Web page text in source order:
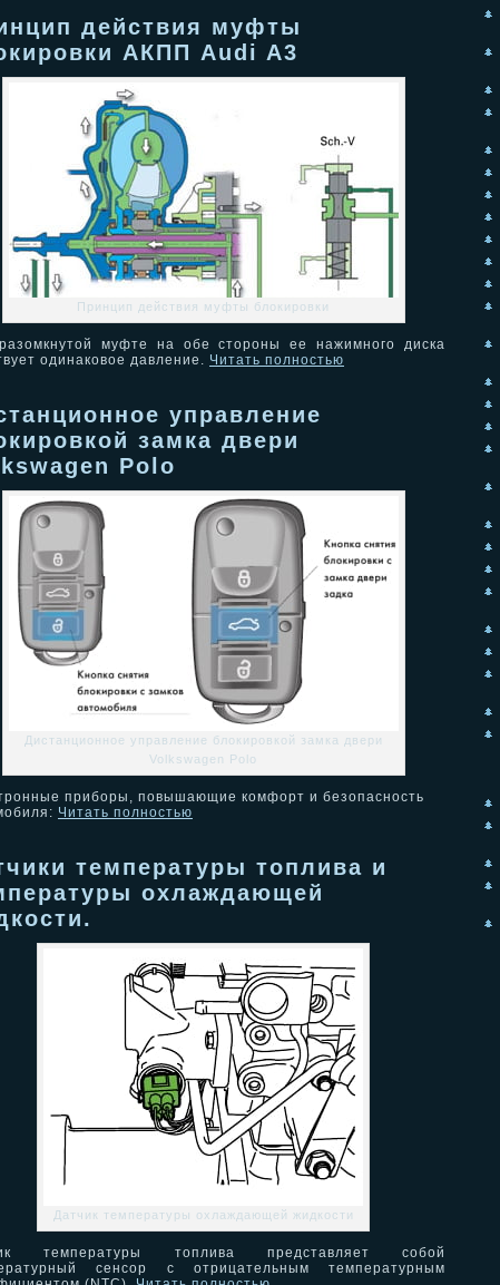
действия муфты
АКПП Audi A3
Принцип действия муфты блокировки
муфте на обе стороны ее нажимного диска
одинаковое давление. Читать полностью
управление
замка двери
Polo
Дистанционное управление блокировкой замка двери
Volkswagen Polo
приборы, повышающие комфорт и безопасность
Читать полностью
температуры топлива и
охлаждающей
Датчик температуры охлаждающей жидкости
температуры топлива представляет собой
сенсор с отрицательным температурным